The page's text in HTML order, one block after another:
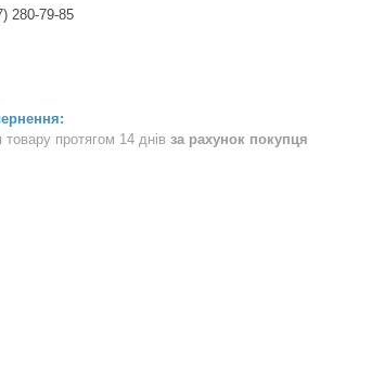
280-79-85
товару протягом 14 днів за рахунок покупця